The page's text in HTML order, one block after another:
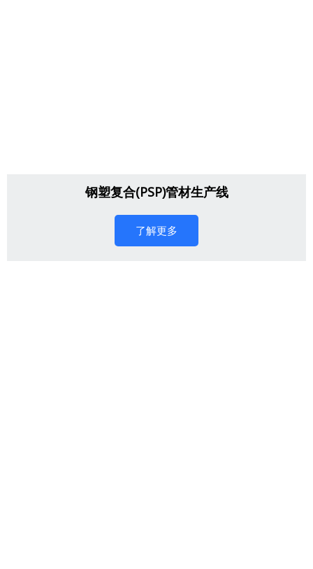
钢塑复合(PSP)管材生产线
了解更多